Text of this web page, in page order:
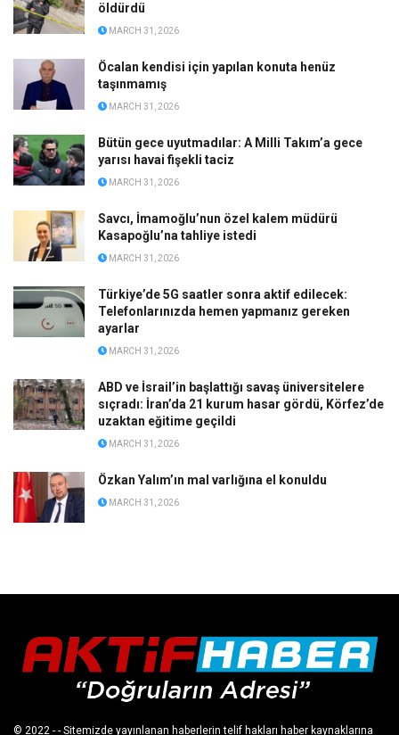
öldürdü
MARCH 31, 2026
Öcalan kendisi için yapılan konuta henüz
taşınmamış
MARCH 31, 2026
Bütün gece uyutmadılar: A Milli Takım’a gece
yarısı havai fişekli taciz
MARCH 31, 2026
Savcı, İmamoğlu’nun özel kalem müdürü
Kasapoğlu’na tahliye istedi
MARCH 31, 2026
Türkiye’de 5G saatler sonra aktif edilecek:
Telefonlarınızda hemen yapmanız gereken
ayarlar
MARCH 31, 2026
ABD ve İsrail’in başlattığı savaş üniversitelere
sıçradı: İran’da 21 kurum hasar gördü, Körfez’de
uzaktan eğitime geçildi
MARCH 31, 2026
Özkan Yalım’ın mal varlığına el konuldu
MARCH 31, 2026
© 2022 - - Sitemizde yayınlanan haberlerin telif hakları haber kaynaklarına